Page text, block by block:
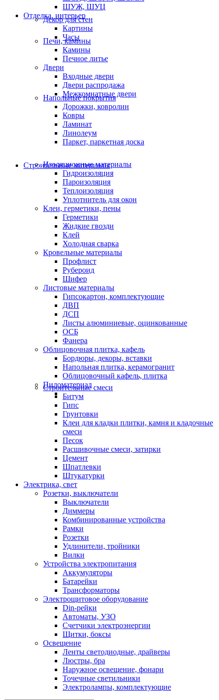
ШУЖ, ШУЦ
Отделка, интерьер
Декор для стен
Картины
Часы
Печи, камины
Камины
Печное литье
Двери
Входные двери
Двери распродажа
Межкомнатные двери
Напольные покрытия
Дорожки, ковролин
Ковры
Ламинат
Линолеум
Паркет, паркетная доска
Строительные материалы
Изоляционные материалы
Гидроизоляция
Пароизоляция
Теплоизоляция
Уплотнитель для окон
Клеи, герметики, пены
Герметики
Жидкие гвозди
Клей
Холодная сварка
Кровельные материалы
Профлист
Рубероид
Шифер
Листовые материалы
Гипсокартон, комплектующие
ДВП
ДСП
Листы алюминиевые, оцинкованные
ОСБ
Фанера
Облицовочная плитка, кафель
Бордюры, декоры, вставки
Напольная плитка, керамогранит
Облицовочный кафель, плитка
Пиломатериал
Строительные смеси
Битум
Гипс
Грунтовки
Клеи для кладки плитки, камня и кладочные
смеси
Песок
Расшивочные смеси, затирки
Цемент
Шпатлевки
Штукатурки
Электрика, свет
Розетки, выключатели
Выключатели
Диммеры
Комбинированные устройства
Рамки
Розетки
Удлинители, тройники
Вилки
Устройства электропитания
Аккумуляторы
Батарейки
Трансформаторы
Электрощитовое оборудование
Din-рейки
Автоматы, УЗО
Счетчики электроэнергии
Щитки, боксы
Освещение
Ленты светодиодные, драйверы
Люстры, бра
Наружное освещение, фонари
Точечные светильники
Электролампы, комплектующие